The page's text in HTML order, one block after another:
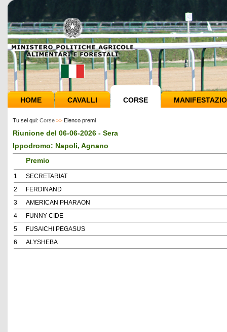
HOME CAVALLI CORSE
Tu sei qui: Corse >> Elenco premi
Riunione del 06-06-2026 - Sera
Ippodromo: Napoli, Agnano
Premio
1
SECRETARIAT
2
FERDINAND
3
AMERICAN PHARAON
4
FUNNY CIDE
5
FUSAICHI PEGASUS
6
ALYSHEBA